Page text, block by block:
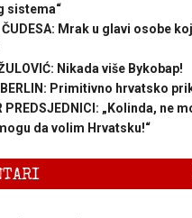
sistema“
ČUDESA: Mrak u glavi osobe
Nikada više Bykobap!
BERLIN: Primitivno hrvatsko
PREDSJEDNICI: „Kolinda, ne
da volim Hrvatsku!“